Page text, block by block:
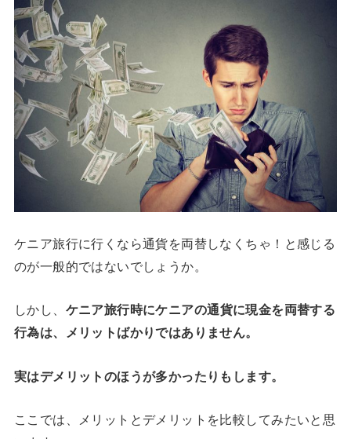
ケニア旅行に行くなら通貨を両替しなくちゃ！と感じる
のが一般的ではないでしょうか。
しかし、 ケニア旅行時にケニアの通貨に現金を両替する
行為は、メリットばかりではありません。
実はデメリットのほうが多かったりもします。
ここでは、メリットとデメリットを比較してみたいと思